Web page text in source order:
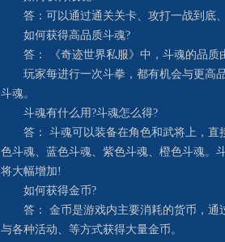
答：可以通过通关关卡、攻打一战到底、
如何获得高品质斗魂?
答： 《奇迹世界私服》中，斗魂的品质
玩家每进行一次斗拳，都有机会与更高品
斗魂。
斗魂有什么用?斗魂怎么得?
答： 斗魂可以装备在角色和武将上，直
色斗魂、蓝色斗魂、紫色斗魂、橙色斗魂。
将大幅增加!
如何获得金币?
答： 金币是游戏内主要消耗的货币，通
与各种活动、等方式获得大量金币。